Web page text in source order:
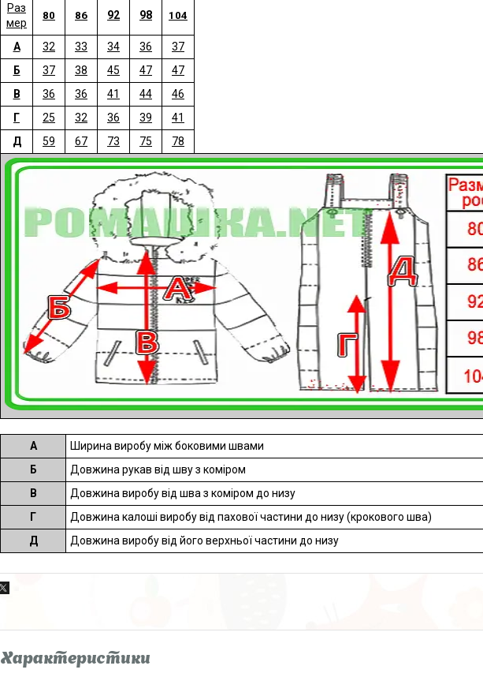
Раз
мер
80 86 92 98 104
А 32 33 34 36
37
Б
37 38 45 47
47
В
36 36 41 44
46
Г
25 32 36 39
41
Д
59 67 73 75 78
А
Ширина виробу між боковими швами
Б
Довжина рукав від шву з коміром
В
Довжина виробу від шва з коміром до низу
Г
Довжина калоші виробу від пахової частини до низу (крокового шва)
Д
Довжина виробу від його верхньої частини до низу
Характеристики